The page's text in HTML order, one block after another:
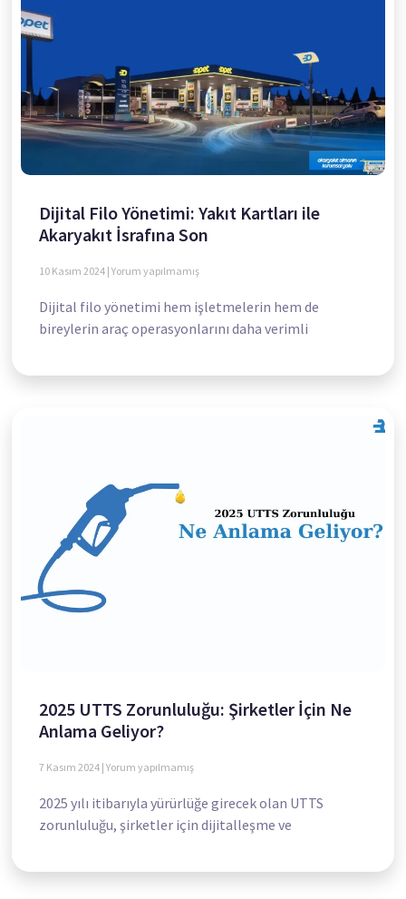
Dijital Filo Yönetimi: Yakıt Kartları ile
Akaryakıt İsrafına Son
10 Kasım 2024 Yorum yapılmamış
Dijital filo yönetimi hem işletmelerin hem de
bireylerin araç operasyonlarını daha verimli
2025 UTTS Zorunluluğu: Şirketler İçin Ne
Anlama Geliyor?
7 Kasım 2024 Yorum yapılmamış
2025 yılı itibarıyla yürürlüğe girecek olan UTTS
zorunluluğu, şirketler için dijitalleşme ve